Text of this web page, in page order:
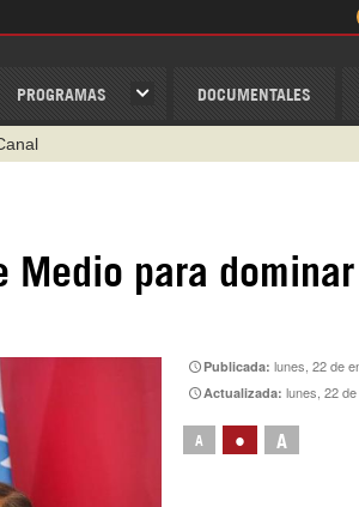
PROGRAMAS DOCUMENTALES
Medio para
Publicada:lunes, 22 de
Actualizada:lunes, 22
A • A